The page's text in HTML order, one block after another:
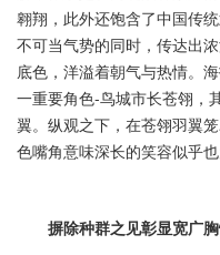
翱翔，此外还饱含了中国传
不可当气势的同时，传达出
底色，洋溢着朝气与热情。
一重要角色-鸟城市长苍翎，
翼。纵观之下，在苍翎羽翼
色嘴角意味深长的笑容似乎
摒除种群之见彰显宽广